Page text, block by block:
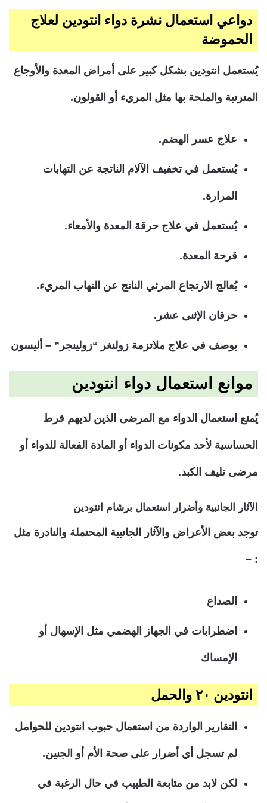
دواعي استعمال نشرة دواء انتودين لعلاج
الحموضة
يُستعمل انتودين بشكل كبير على أمراض المعدة والأوجاع
المترتبة والملحة بها مثل المريء أو القولون.
علاج عسر الهضم.
يُستعمل في تخفيف الآلام الناتجة عن التهابات
المرارة.
يُستعمل في علاج حرقة المعدة والأمعاء.
قرحة المعدة.
يُعالج الارتجاع المرئي الناتج عن التهاب المريء.
حرقان الإثنى عشر.
يوصف في علاج ملاتزمة زولنغر “زولينجر” – أليسون
موانع استعمال دواء انتودين
يُمنع استعمال الدواء مع المرضى الذين لديهم فرط
الحساسية لأحد مكونات الدواء أو المادة الفعالة للدواء أو
مرضى تليف الكبد.
الآثار الجانبية وأضرار استعمال برشام انتودين
توجد بعض الأعراض والآثار الجانبية المحتملة والنادرة مثل
: –
الصداع
اضطرابات في الجهاز الهضمي مثل الإسهال أو
الإمساك
انتودين ٢٠ والحمل
التقارير الواردة من استعمال حبوب انتودين للحوامل
لم تسجل أي أضرار على صحة الأم أو الجنين.
لكن لابد من متابعة الطبيب في حال الرغبة في